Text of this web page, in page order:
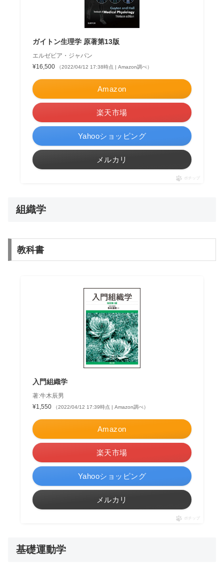
ガイトン生理学 原著第13版
エルゼビア・ジャパン
¥16,500
（2022/04/12 17:38時点 | Amazon調べ）
Amazon
楽天市場
Yahooショッピング
メルカリ
ポチップ
組織学
教科書
入門組織学
著:牛木辰男
¥1,550
（2022/04/12 17:39時点 | Amazon調べ）
Amazon
楽天市場
Yahooショッピング
メルカリ
ポチップ
基礎運動学